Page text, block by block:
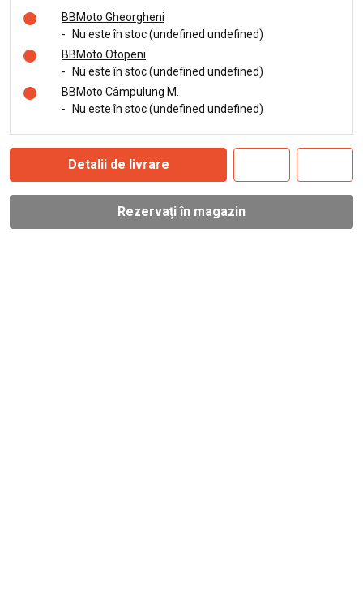
BBMoto Gheorgheni
-
Nu este în stoc (undefined undefined)
BBMoto Otopeni
-
Nu este în stoc (undefined undefined)
BBMoto Câmpulung M.
-
Nu este în stoc (undefined undefined)
Detalii de livrare
Rezervați în magazin